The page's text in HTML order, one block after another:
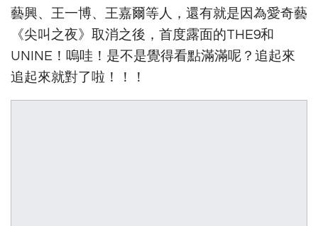
藝興、王一博、王嘉爾等人，還有就是因為愛奇藝
《尖叫之夜》取消之後，首度露面的THE9和
UNINE！嗚哇！是不是覺得看點滿滿呢？追起來
追起來就對了啦！！！